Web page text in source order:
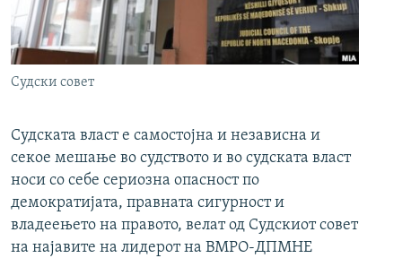
РСЕ веб страници
Судски совет
Судската власт е самостојна и независна и
секое мешање во судството и во судската власт
носи со себе сериозна опасност по
демократијата, правната сигурност и
владеењето на правото, велат од Судскиот совет
на најавите на лидерот на ВМРО-ДПМНЕ